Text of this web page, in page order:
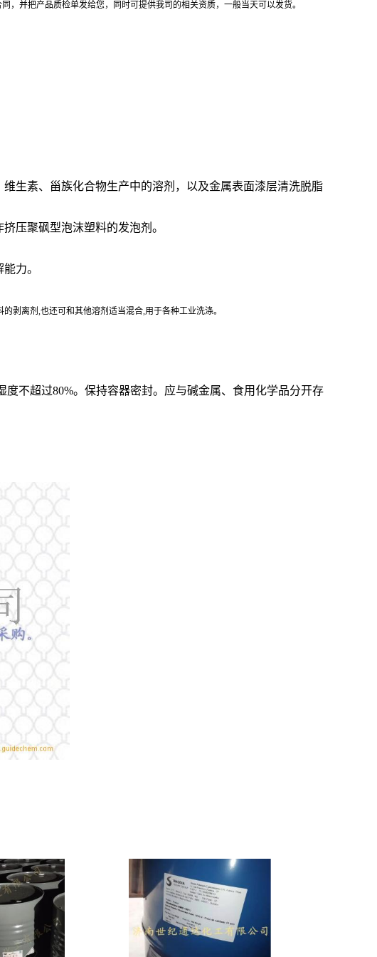
并把产品质检单发给您，同时可提供我司的相关资质，一般当天可以发货。
维生素、甾族化合物生产中的溶剂，以及金属表面漆层清洗脱脂
压聚砜型泡沫塑料的发泡剂。
力。
的剥离剂,也还可和其他溶剂适当混合,用于各种工业洗涤。
不超过80%。保持容器密封。应与碱金属、食用化学品分开存